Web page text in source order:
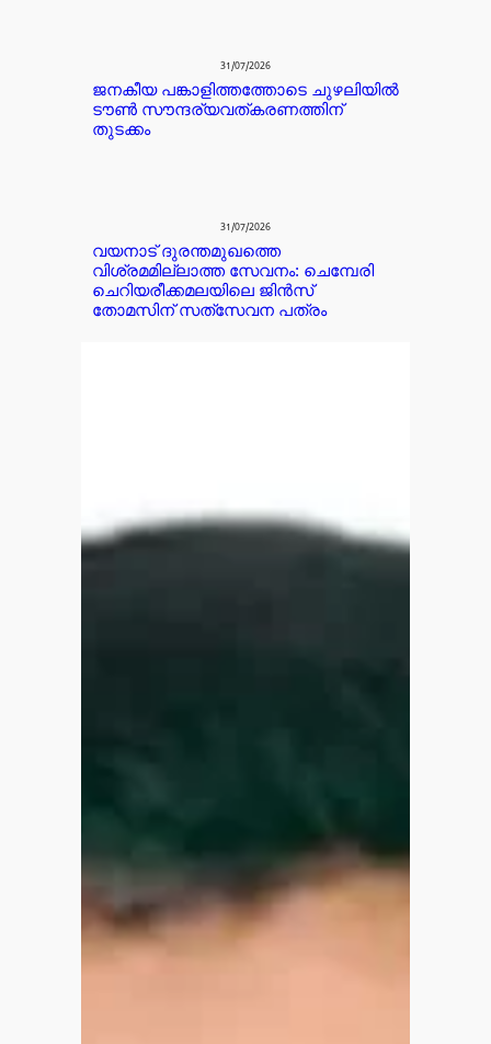
31/07/2026
ജനകീയ പങ്കാളിത്തത്തോടെ ചുഴലിയിൽ
ടൗൺ സൗന്ദര്യവത്കരണത്തിന്
തുടക്കം
31/07/2026
വയനാട് ദുരന്തമുഖത്തെ
വിശ്രമമില്ലാത്ത സേവനം: ചെമ്പേരി
ചെറിയരീക്കമലയിലെ ജിൻസ്
തോമസിന് സത്‌സേവന പത്രം